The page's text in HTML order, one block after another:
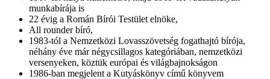
munkabírája is
22 évig a Román Bírói Testület elnöke,
All rounder bíró,
1983-tól a Nemzetközi Lovasszövetség fogathajtó bírója,
néhány éve már négycsillagos kategóriában, nemzetközi
versenyeken, köztük európai és világbajnokságon
1986-ban megjelent a Kutyáskönyv című könyvem